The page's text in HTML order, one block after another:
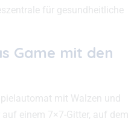
für gesundheitliche
Game mit den
mit Walzen und
einem 7×7-Gitter, auf dem